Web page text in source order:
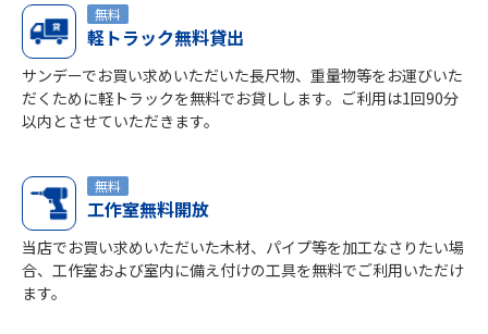
無料
軽トラック無料貸出
サンデーでお買い求めいただいた長尺物、重量物等をお運びいた
だくために軽トラックを無料でお貸しします。ご利用は1回90分
以内とさせていただきます。
無料
工作室無料開放
当店でお買い求めいただいた木材、パイプ等を加工なさりたい場
合、工作室および室内に備え付けの工具を無料でご利用いただけ
ます。